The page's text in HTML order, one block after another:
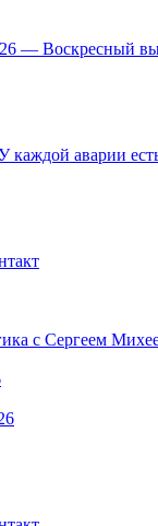
— Воскресный
аварии
с Сергеем